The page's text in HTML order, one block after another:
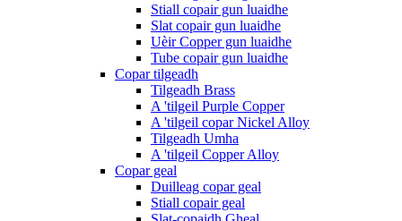
Stiall copair gun luaidhe
Slat copair gun luaidhe
Uèir Copper gun luaidhe
Tube copair gun luaidhe
Copar tilgeadh
Tilgeadh Brass
A 'tilgeil Purple Copper
A 'tilgeil copar Nickel Alloy
Tilgeadh Umha
A 'tilgeil Copper Alloy
Copar geal
Duilleag copar geal
Stiall copair geal